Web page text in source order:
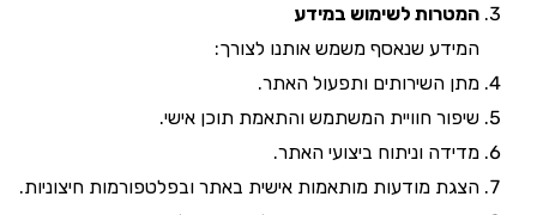
המטרות לשימוש במידע
המידע שנאסף משמש אותנו לצורך:
מתן השירותים ותפעול האתר.
שיפור חוויית המשתמש והתאמת תוכן אישי.
מדידה וניתוח ביצועי האתר.
הצגת מודעות מותאמות אישית באתר ובפלטפורמות חיצוניות.